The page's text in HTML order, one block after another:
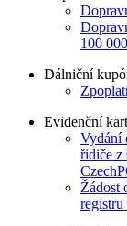
100
Dálniční
Evidenční
Vydání
řidiče z
Žádost